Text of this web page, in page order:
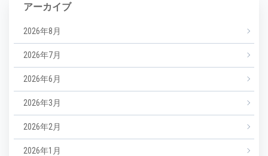
アーカイブ
2026年8月
2026年7月
2026年6月
2026年3月
2026年2月
2026年1月